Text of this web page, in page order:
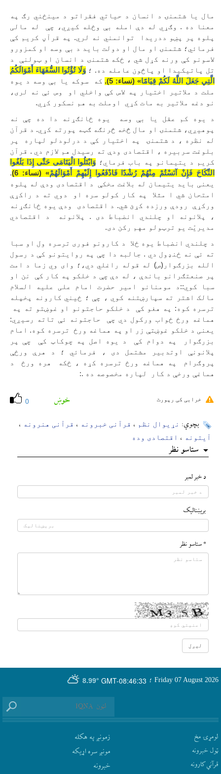
مال یا شتمنۍ د انسان د حیاتي فقراتو د مینځني رګ په
معنا ده . وګړي له دې امله بې وځله کیږي، چې
له مالی
پلوه پر پښو ددریدا
توانمني نه لري. په قرآڼ کریم کې
فرمائي؛ شتمنۍ او مال او دولت باید د بې وسه او کمزورو
لاسونو کې ورنه کړل شي ، ځکه شتمنۍ د انسان او ټولنې
د
تل پاتیکیدا او پاڅون عامله ده. ؛ وَلَا تُؤْتُوا السُّفَهَاءَ أَمْوَالَكُمُ
الَّتِي جَعَلَ اللَّهُ لَكُمْ قِيَامًا» (نساء: 5). که
سوکه یا بې وسه د یوه
ملت د ملاتیر اختیار په لاس کې واخلي او
وس ئې نه لری،
نو دغه ملاتیر به مات کړي
اوملت به هم نسکور کړي.
د یوه کم عقل یا بې وسه
یوه ځانګړنه دا ده چې نه
پوهیږي، شتمنۍ او مال څخه څرنګه ګټه پورته کړي. د قرآن
له نظره ، د شتمنۍ
په اختیار کې د درلودلو لپاره
پر
بلوغت سربیره ، اقتصادی ودې ته رسیدل هم لازم دي . قرآن
کریم د یتیمانو په باب فرماي؛ وَابْتَلُوا الْيَتَامَى حَتَّى إِذَا بَلَغُوا
النِّكَاحَ فَإِنْ آنَسْتُمْ مِنْهُمْ رُشْدًا فَادْفَعُوا إِلَيْهِمْ أَمْوَالَهُمْ» (نساء: 6)
.
یعنی باید یتیمان له بلاغت مخکې
د اقتصادی ودې له پلوه
امتحان شي ا مثلا
په کار کولو سره او
دوي ته د راکړې
ورکړې
رودې ورزده کړئ شي. د اقتصادی
ودې یوه ځانګړنه
، پلانونه او چلندي انضباط دی . پلانونه
د اقتصادي
مدیریّت یو ترټولو مهم رکن دی.
د چلندي انضباط یوه ځلا
د کارونو فوری ترسره ول او سبا
ته ئې نه ځنډول دي . جالبه دا چې په روایتونو کې د رسول
الله بزرګوار(ص) له قوله راغلي دي،؛ وای وي زما د امت
پر صنعتګرانو باندې ، له دې چې د خلکو په کار کې
نن او
سبا کوي::د مومنانو امیر حضرت امام علی علیه السلام
مالک اشتر ته سپارښتنه کوي ، چې ؛ ځيني کارونه پخپله
ترسره کوه: په هغو کې
د خلکو حاجتونو او غوښتو ته په
هماغه ورځ ځواب ورکول دي چې
حاجتونه ئې تاته رسیږي:
یعنی د خلکو غوښتې زر او په هماغه ورځ
ترسره کوه. امام
بزرګوار
په دوام کې د یوه اصل په چوکاټ کې
چې پر
پلانونې اوتدبیر مشتمل دی ، فرمائي ؛ د هرې ورځې
پروګرام
په هماغه ورځ ترسره کړه ، ځکه هره ورځ
د
هماغې ورخې د کار
لپاره مخصوصه ده .:
0 خوښ خرابی کی رپورٹ
بچوې: نړیوال نظم ، قرآنی خبرونه ، قرآنی هنرونه ،
آیتونه ، اقتصادی وده
ستاسو نظر
د خبر لمبر
بريښناليک
* ستاسو نظر
GMT-08:46:33
8.99° Friday 07 August 2026 ؛
لومړۍ مخ
ټول خبرونه
قرآني کارونه
زمونږ په هکله
مونږ سره اړيکه
‫خبرونه